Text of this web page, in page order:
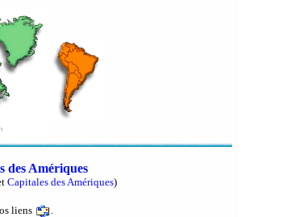
des Amériques
Capitales des Amériques)
liens